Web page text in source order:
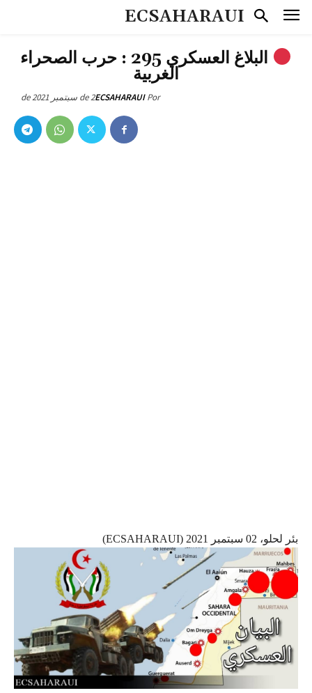
ECSAHARAUI
البلاغ العسكري 295 : حرب الصحراء
الغربية
Por
ECSAHARAUI2 de سبتمبر de 2021
بئر لحلو، 02 سبتمبر 2021 (ECSAHARAUI)